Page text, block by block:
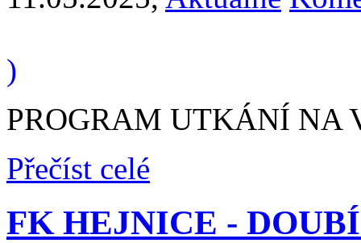
)
PROGRAM UTKÁNÍ NA
Přečíst celé
FK HEJNICE -